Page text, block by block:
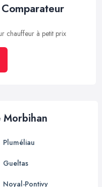
chauffeur à petit prix
Morbihan
Pluméliau
Gueltas
Noyal-Pontivy